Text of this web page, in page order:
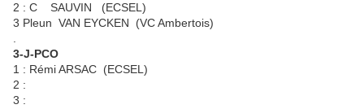
2 : C SAUVIN (ECSEL)
3 Pleun VAN EYCKEN (VC Ambertois)
3-J-PCO
1 : Rémi ARSAC (ECSEL)
2 :
3 :